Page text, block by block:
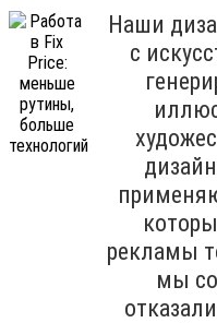
Наши
с
рекламы
мы